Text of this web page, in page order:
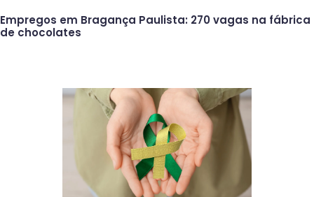
Empregos em Bragança Paulista: 270 vagas na fábrica
de chocolates